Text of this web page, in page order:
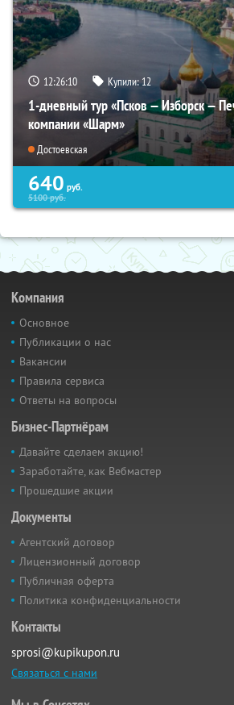
12:26:09 Купили:12
1-дневный тур «Псков — Изборск —
компании «Шарм»
Достоевская
640 руб.
5100руб.
Компания
Основное
Публикации о нас
Вакансии
Правила сервиса
Ответы на вопросы
Бизнес-Партнёрам
Давайте сделаем акцию!
Заработайте, как Вебмастер
Прошедшие акции
Документы
Агентский договор
Лицензионный договор
Публичная оферта
Политика конфиденциальности
Контакты
sprosi@kupikupon.ru
Связаться с нами